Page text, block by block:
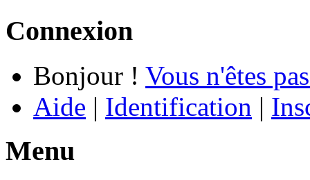
Connexion
Bonjour ! Vous n'êtes
Aide | Identification |
Menu